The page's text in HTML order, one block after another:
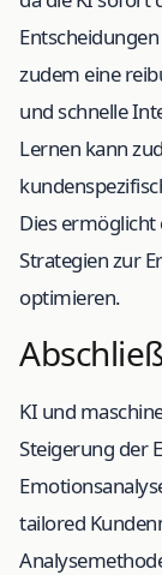
zudem eine
und schnelle
Lernen kann
Dies
Strategien zur
optimieren.
KI und
Steigerung der
tailored